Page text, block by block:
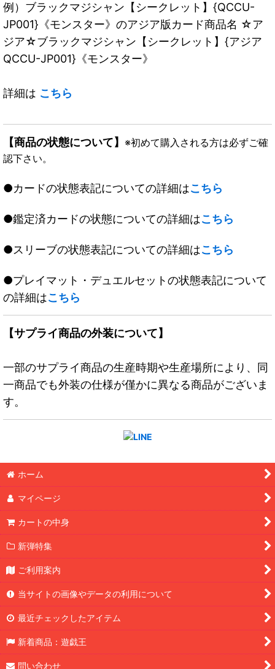
例）ブラックマジシャン【シークレット】{QCCU-
JP001}《モンスター》のアジア版カード商品名 ☆ア
ジア☆ブラックマジシャン【シークレット】{アジア
QCCU-JP001}《モンスター》
詳細は こちら
【商品の状態について】 ※初めて購入される方は必ずご確
認下さい。
●カードの状態表記についての詳細はこちら
●鑑定済カードの状態についての詳細はこちら
●スリーブの状態表記についての詳細はこちら
●プレイマット・デュエルセットの状態表記について
の詳細はこちら
【サプライ商品の外装について】
一部のサプライ商品の生産時期や生産場所により、同
一商品でも外装の仕様が僅かに異なる商品がございま
す。
ホーム
マイページ
カートの中身
新弾特集
ご利用案内
当サイトの画像やデータの利用について
最近チェックしたアイテム
新着商品：遊戯王
問い合わせ